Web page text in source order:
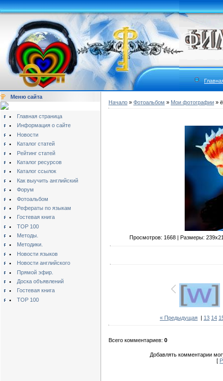
Меню сайта
Главная страница
Информация о сайте
Новости
Каталог статей
Рейтинг статей
Каталог ресурсов
Каталог ссылок
Как выучить английский
Форум
Фотоальбом
Рефераты по языкам
Гостевая книга
TOP 100
Методы.
Методики.
Новости языков
Новости английского
Прямой эфир.
Доска объявлений
Гостевая книга
TOP 100
Начало » Фотоальбом » Мои фотографии »
Просмотров: 1668 | Размеры:
« Предыдущая | 13 14
Всего комментариев: 0
Добавлять комментарии
[